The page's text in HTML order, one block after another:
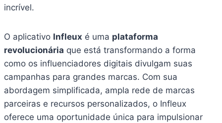
incrível.
O aplicativo Infleux é uma plataforma
revolucionária que está transformando a forma
como os influenciadores digitais divulgam suas
campanhas para grandes marcas. Com sua
abordagem simplificada, ampla rede de marcas
parceiras e recursos personalizados, o Infleux
oferece uma oportunidade única para impulsionar